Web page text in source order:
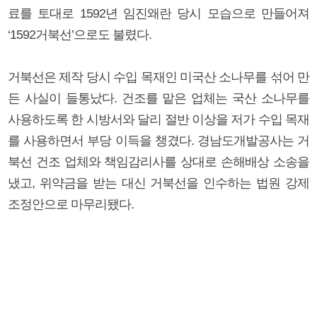
료를 토대로 1592년 임진왜란 당시 모습으로 만들어져
‘1592거북선’으로도 불렸다.
거북선은 제작 당시 수입 목재인 미국산 소나무를 섞어 만
든 사실이 들통났다. 건조를 맡은 업체는 국산 소나무를
사용하도록 한 시방서와 달리 절반 이상을 저가 수입 목재
를 사용하면서 부당 이득을 챙겼다. 경남도개발공사는 거
북선 건조 업체와 책임감리사를 상대로 손해배상 소송을
냈고, 위약금을 받는 대신 거북선을 인수하는 법원 강제
조정안으로 마무리됐다.